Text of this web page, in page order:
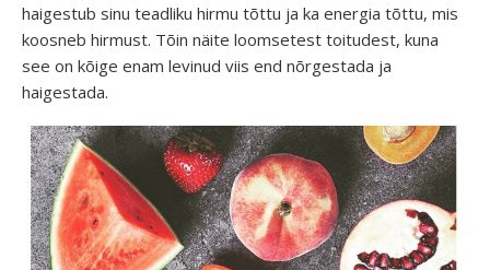
haigestub sinu teadliku hirmu tõttu ja ka energia tõttu, mis
koosneb hirmust. Tõin näite loomsetest toitudest, kuna
see on kõige enam levinud viis end nõrgestada ja
haigestada.